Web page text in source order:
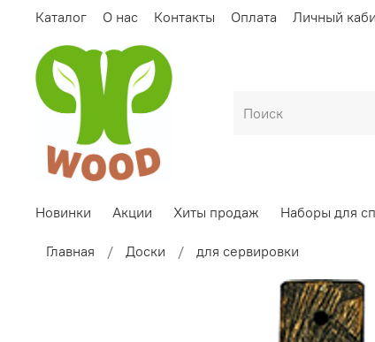
Каталог О нас Контакты Оплата Личный
Новинки Акции Хиты продаж Наборы для
Главная Доски для сервировки